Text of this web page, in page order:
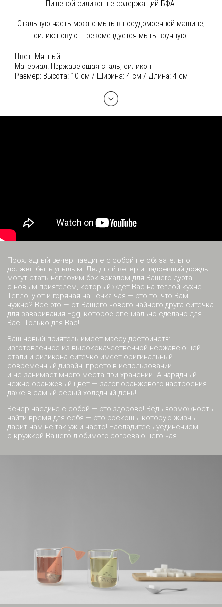
Пищевой силикон не содержащий БФА.
Стальную часть можно мыть в посудомоечной машине,
силиконовую – рекомендуется мыть вручную.
Цвет: Мятный
Материал: Нержавеющая сталь, силикон
Размер: Высота: 10 см / Ширина: 4 см / Длина: 4 см
Прохладный вечер наедине с собой не обязательно
должен быть унылым! Ледяной ветер и надоевший дождь
могут стать неплохим бэк-вокалом для Вашего дуэта
с новым приятелем, который ждет Вас на теплой кухне.
Тепло, уют и горячая чашечка чая — это то, что Вам
нужно? Все это — от Вашего нового чайного друга ситечка
для заваривания Egg, которое специально сделано для
Вас. Только для Вас!
Ваш новый приятель имеет массу достоинств:
изготовленное из высококачественной нержавеющей
стали и силикона ситечко имеет оригинальный
современный дизайн, просто в использовании
и не занимает много места при хранении. А нарядный
нежно-оранжевый цвет — залог оранжевого настроения
даже в самый серый холодный день!
Вечер наедине с собой — это здорово! Ведь возможность
найти время для себя — это роскошь, которую жизнь
дарит нам не так уж и часто! Насладитесь уединением
с кружкой Вашего любимого согревающего чая.